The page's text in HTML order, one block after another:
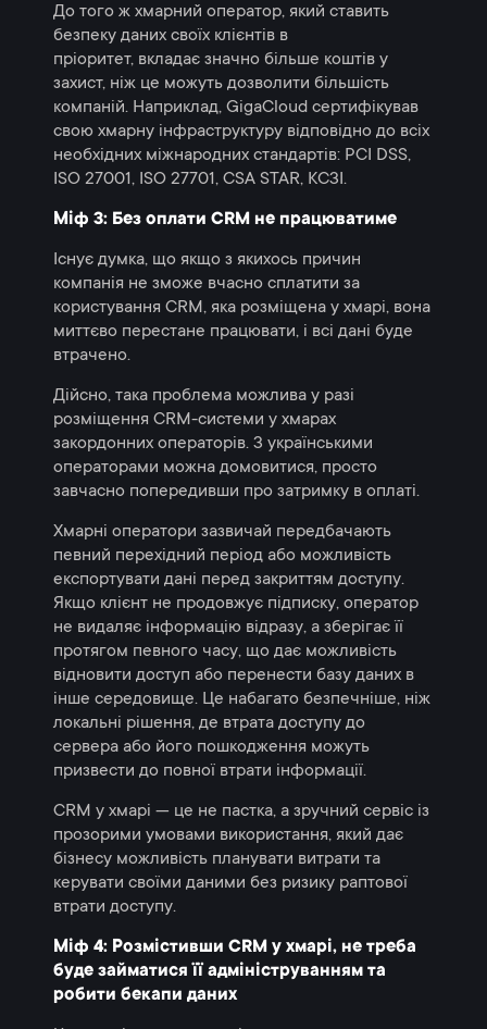
До того ж хмарний оператор, який ставить
безпеку даних своїх клієнтів в
пріоритет, вкладає значно більше коштів у
захист, ніж це можуть дозволити більшість
компаній. Наприклад, GigaCloud сертифікував
свою хмарну інфраструктуру відповідно до всіх
необхідних міжнародних стандартів: PCI DSS,
ISO 27001, ISO 27701, CSA STAR, КСЗІ.
Міф 3: Без оплати CRM не працюватиме
Існує думка, що якщо з якихось причин
компанія не зможе вчасно сплатити за
користування CRM, яка розміщена у хмарі, вона
миттєво перестане працювати, і всі дані буде
втрачено.
Дійсно, така проблема можлива у разі
розміщення CRM-системи у хмарах
закордонних операторів. З українськими
операторами можна домовитися, просто
завчасно попередивши про затримку в оплаті.
Хмарні оператори зазвичай передбачають
певний перехідний період або можливість
експортувати дані перед закриттям доступу.
Якщо клієнт не продовжує підписку, оператор
не видаляє інформацію відразу, а зберігає її
протягом певного часу, що дає можливість
відновити доступ або перенести базу даних в
інше середовище. Це набагато безпечніше, ніж
локальні рішення, де втрата доступу до
сервера або його пошкодження можуть
призвести до повної втрати інформації.
CRM у хмарі — це не пастка, а зручний сервіс із
прозорими умовами використання, який дає
бізнесу можливість планувати витрати та
керувати своїми даними без ризику раптової
втрати доступу.
Міф 4: Розмістивши CRM у хмарі, не треба
буде займатися її адмініструванням та
робити бекапи даних